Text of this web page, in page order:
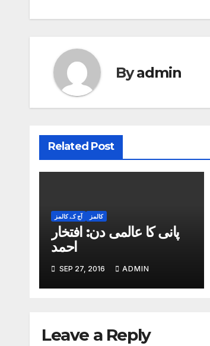
Byadmin
Related Post
آج کے کالمز کالمز
پانی کا عالمی دن: افتخار
احمد
SEP 27, 2016 ADMIN
Leave a Reply